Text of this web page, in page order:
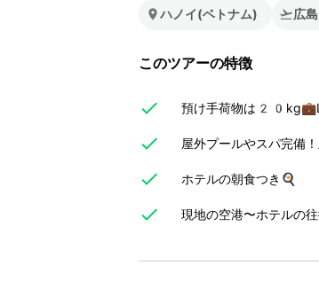
ハノイ(ベトナム) 広
このツアーの特徴
預け手荷物は
屋外プールやスパ完備
ホテルの朝食つき🍳
現地の空港〜ホテルの